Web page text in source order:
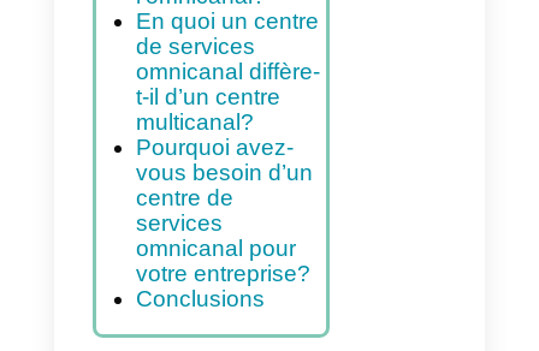
Comment le
service client
évolue dans le
temps
C’est quoi
l’omnicanal?
En quoi un centre
de services
omnicanal diffère-
t-il d’un centre
multicanal?